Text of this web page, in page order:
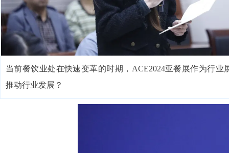
当前餐饮业处在快速变革的时期，ACE2024亚餐展作为行业
推动行业发展？